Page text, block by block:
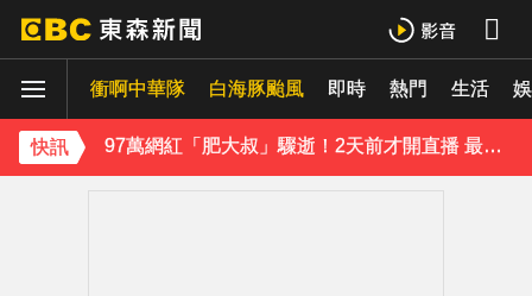
衝啊中華隊 白海豚颱風 即時 熱門 生活
快訊
97萬網紅「肥大叔」驟逝！2天前才開直播 最後身影曝光粉鼻酸
金牌員工轉投李多慧！剪輯師突暴紅狂接20業配 Joeman 認：我也會想離職